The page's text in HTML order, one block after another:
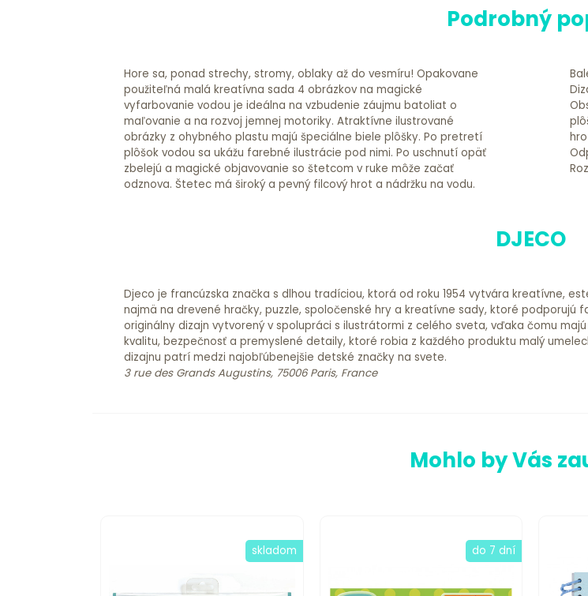
Podrobný
Hore sa, ponad strechy, stromy, oblaky až do vesmíru! Opakovane
použiteľná malá kreatívna sada 4 obrázkov na magické
vyfarbovanie vodou je ideálna na vzbudenie záujmu batoliat o
maľovanie a na rozvoj jemnej motoriky. Atraktívne ilustrované
obrázky z ohybného plastu majú špeciálne biele plôšky. Po pretretí
plôšok vodou sa ukážu farebné ilustrácie pod nimi. Po uschnutí opäť
zbelejú a magické objavovanie so štetcom v ruke môže začať
odznova. Štetec má široký a pevný filcový hrot a nádržku na vodu.
DJECO
Djeco je francúzska značka s dlhou tradíciou, ktorá od roku 1954 vytvára kreatívne,
najmä na drevené hračky, puzzle, spoločenské hry a kreatívne sady, ktoré podporujú
originálny dizajn vytvorený v spolupráci s ilustrátormi z celého sveta, vďaka čomu
kvalitu, bezpečnosť a premyslené detaily, ktoré robia z každého produktu malý
dizajnu patrí medzi najobľúbenejšie detské značky na svete.
3 rue des Grands Augustins, 75006 Paris, France
Mohlo by Vás
skladom do 7 dní